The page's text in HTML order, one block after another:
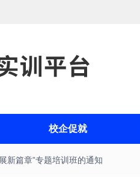
校企促就
新篇章”专题培训班的通知